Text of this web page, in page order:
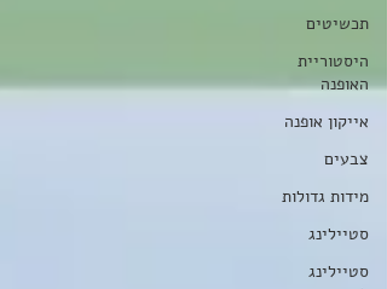
תכשיטים
היסטוריית
האופנה
אייקון אופנה
צבעים
מידות גדולות
סטיילינג
סטיילינג